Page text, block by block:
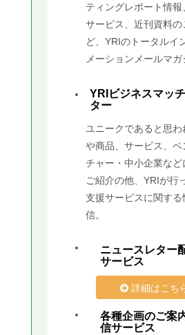
ティングレポート情報
サービス、近刊資料の
ど、YRIのトータルイ
メーションメールマガ
YRIビジネスマッ
ター
ユニークであると思わ
や商品、サービス、ベ
チャー・中小企業など
ご紹介の他、YRIが行
支援サービスに関する
信。
ニュースレター
サービス
詳細はこち
各種企画のご案
信サービス